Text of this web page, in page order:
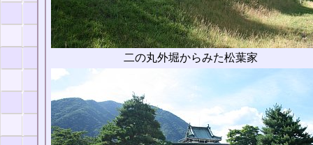
二の丸外堀からみた松葉家